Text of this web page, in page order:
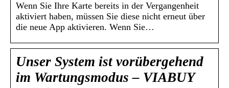
Wenn Sie Ihre Karte bereits in der Vergangenheit
aktiviert haben, müssen Sie diese nicht erneut über
die neue App aktivieren. Wenn Sie…
Unser System ist vorübergehend
im Wartungsmodus – VIABUY